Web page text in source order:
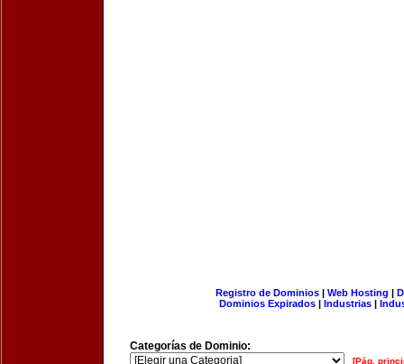
Registro de Dominios| Web Hosting |
Dominios Expirados | Industrias |
Categorías de Dominio:
[Pág.